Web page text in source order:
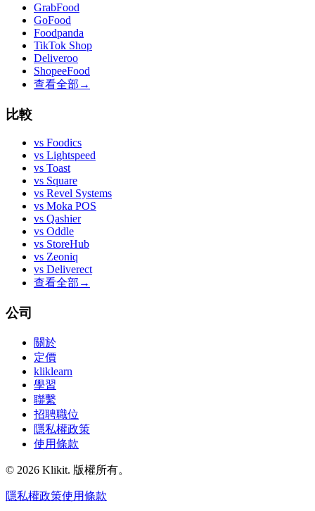
GrabFood
GoFood
Foodpanda
TikTok Shop
Deliveroo
ShopeeFood
查看全部 →
比較
vs Foodics
vs Lightspeed
vs Toast
vs Square
vs Revel Systems
vs Moka POS
vs Qashier
vs Oddle
vs StoreHub
vs Zeoniq
vs Deliverect
查看全部 →
公司
關於
定價
kliklearn
學習
聯繫
招聘職位
隱私權政策
使用條款
© 2026 Klikit. 版權所有。
隱私權政策使用條款